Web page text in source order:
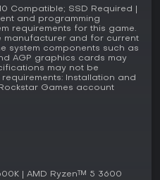
mit Inhalten wie The
korrupter
für die Jagd auf
Fahrzeug-Diebstahl-
sind Hao's Special Works
Career Builder, um schnell
Executive zu starten.
Problemen wie
Compatible; SSD Required |
and programming
requirements for this game.
manufacturer and for current
system components such as
AGP graphics cards may
may not be
Installation and
Games account
| AMD Ryzen™ 5 3600